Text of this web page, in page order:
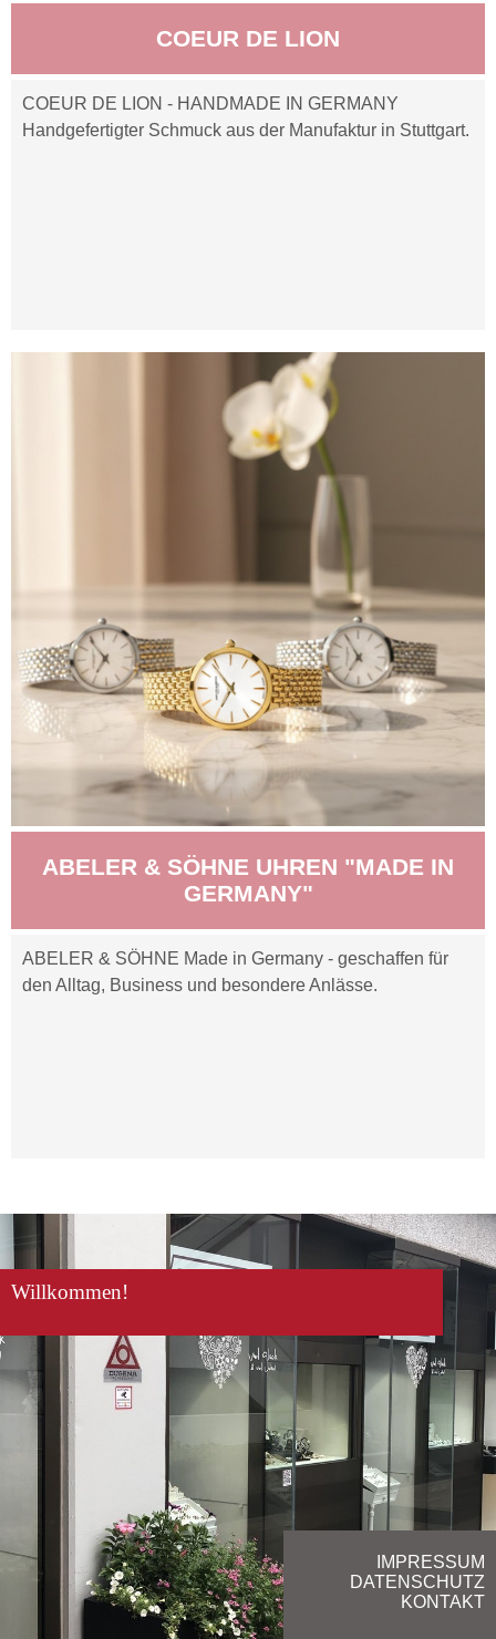
COEUR DE LION
COEUR DE LION - HANDMADE IN GERMANY
Handgefertigter Schmuck aus der Manufaktur in Stuttgart.
ABELER & SÖHNE UHREN "MADE IN
GERMANY"
ABELER & SÖHNE Made in Germany - geschaffen für
den Alltag, Business und besondere Anlässe.
IMPRESSUM
DATENSCHUTZ
KONTAKT
Willkommen!